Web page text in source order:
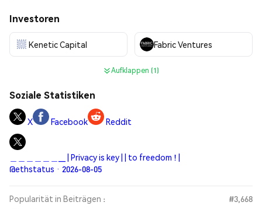
Investoren
Kenetic Capital Fabric Ventures
Aufklappen (1)
Soziale Statistiken
X Facebook Reddit
＿＿＿＿＿＿__ | Privacy is key | | to freedom ! |
@ethstatus · 2026-08-05
Popularität in Beiträgen :
#3,668